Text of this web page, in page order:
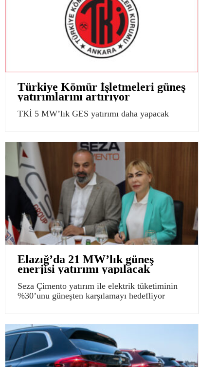
Türkiye Kömür İşletmeleri güneş
yatırımlarını artırıyor
TKİ 5 MW’lık GES yatırımı daha yapacak
Elazığ’da 21 MW’lık güneş
enerjisi yatırımı yapılacak
Seza Çimento yatırım ile elektrik tüketiminin
%30’unu güneşten karşılamayı hedefliyor